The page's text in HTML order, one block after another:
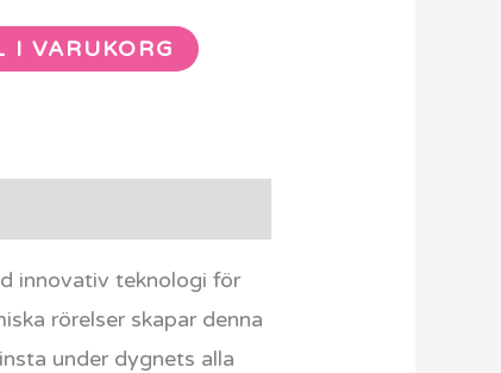
I VARUKORG
innovativ teknologi för
rörelser skapar denna
under dygnets alla